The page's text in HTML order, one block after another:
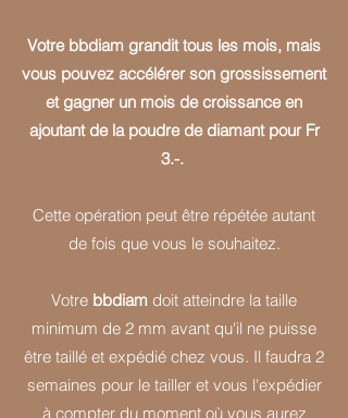
Votre bbdiam grandit tous les mois, mais
vous pouvez accélérer son grossissement
et gagner un mois de croissance en
ajoutant de la poudre de diamant pour Fr
3.-.
Cette opération peut être répétée autant
de fois que vous le souhaitez.
Votre bbdiam doit atteindre la taille
minimum de 2 mm avant qu'il ne puisse
être taillé et expédié chez vous. Il faudra 2
semaines pour le tailler et vous l'expédier
à compter du moment où vous aurez